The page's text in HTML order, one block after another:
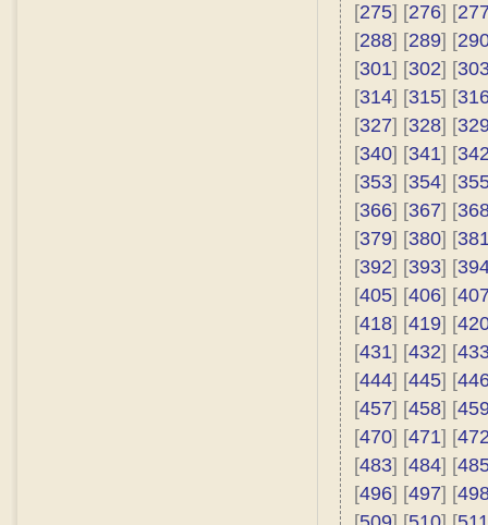
[275] [276] [
[288] [289] [
[301] [302] [
[314] [315] [
[327] [328] [
[340] [341] [
[353] [354] [
[366] [367] [
[379] [380] [
[392] [393] [
[405] [406] [
[418] [419] [
[431] [432] [
[444] [445] [
[457] [458] [
[470] [471] [
[483] [484] [
[496] [497] [